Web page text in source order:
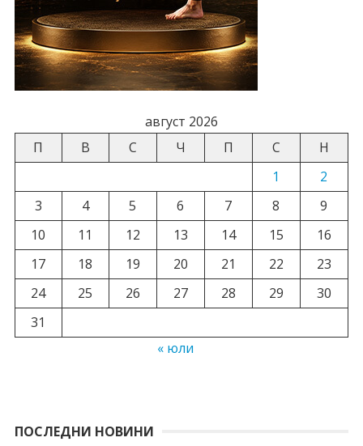
август 2026
П
В С Ч П С
Н
1
2
3
4 5 6 7 8
9
10
11 12 13 14 15
16
17
18 19 20 21 22
23
24
25 26 27 28 29
30
31
« юли
ПОСЛЕДНИ НОВИНИ